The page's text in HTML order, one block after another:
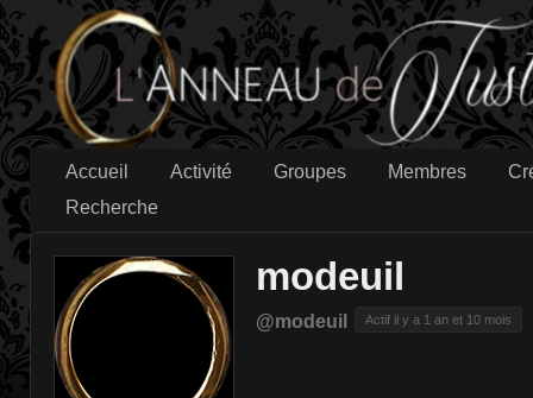
Accueil Activité Groupes Membres
Recherche
modeuil
@modeuil Actif il y a 1 an et 10 mois